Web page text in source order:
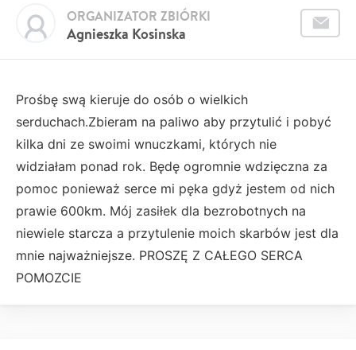
Agnieszka Kosinska
ORGANIZATOR ZBIÓRKI
Prośbę swą kieruje do osób o wielkich
serduchach.Zbieram na paliwo aby przytulić i pobyć
kilka dni ze swoimi wnuczkami, których nie
widziałam ponad rok. Będę ogromnie wdzięczna za
pomoc ponieważ serce mi pęka gdyż jestem od nich
prawie 600km. Mój zasiłek dla bezrobotnych na
niewiele starcza a przytulenie moich skarbów jest dla
mnie najważniejsze. PROSZĘ Z CAŁEGO SERCA
POMOZCIE